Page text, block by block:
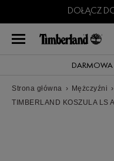
DOŁĄCZ
Strona główna › Mężczyźni ›
TIMBERLAND KOSZULA LS